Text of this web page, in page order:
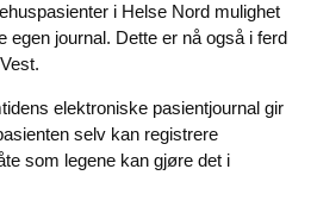
i Helse Nord mulighet
egen journal. Dette er nå også i ferd
elektroniske pasientjournal gir
selv kan registrere
som legene kan gjøre det i